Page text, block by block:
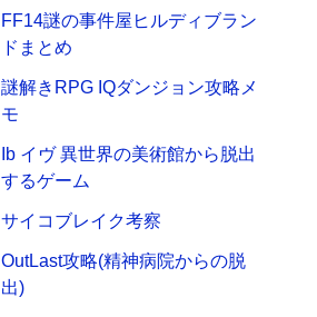
FF14謎の事件屋ヒルディブラン
ドまとめ
謎解きRPG IQダンジョン攻略メ
モ
Ib イヴ 異世界の美術館から脱出
するゲーム
サイコブレイク考察
OutLast攻略(精神病院からの脱
出)